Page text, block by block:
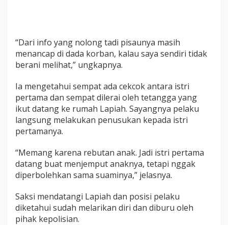
“Dari info yang nolong tadi pisaunya masih
menancap di dada korban, kalau saya sendiri tidak
berani melihat,” ungkapnya.
Ia mengetahui sempat ada cekcok antara istri
pertama dan sempat dilerai oleh tetangga yang
ikut datang ke rumah Lapiah. Sayangnya pelaku
langsung melakukan penusukan kepada istri
pertamanya.
“Memang karena rebutan anak. Jadi istri pertama
datang buat menjemput anaknya, tetapi nggak
diperbolehkan sama suaminya,” jelasnya.
Saksi mendatangi Lapiah dan posisi pelaku
diketahui sudah melarikan diri dan diburu oleh
pihak kepolisian.